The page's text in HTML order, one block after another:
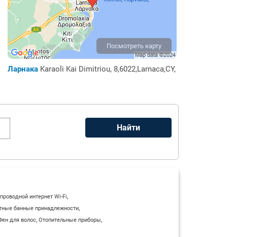
Посмотреть карту
Ларнака Karaoli Kai Dimitriou, 8,6022,Larnaca,CY,
интернет Wi-Fi,
банные принадлежности,
для волос, Отопительные приборы,